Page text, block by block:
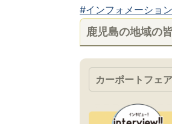
#インフォメーショ
鹿児島の地域の
カーポートフェア